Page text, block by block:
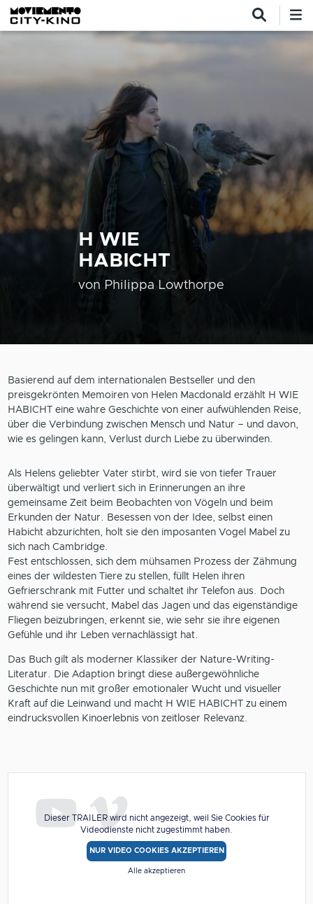
Direkt zum Inhalt
H WIE
HABICHT
von Philippa Lowthorpe
Dieser TRAILER wird nicht angezeigt, weil Sie Cookies für
Videodienste nicht zugestimmt haben.
NUR VIDEO COOKIES AKZEPTIEREN
Alle akzeptieren
Basierend auf dem internationalen Bestseller und den
preisgekrönten Memoiren von Helen Macdonald erzählt H WIE
HABICHT eine wahre Geschichte von einer aufwühlenden Reise,
über die Verbindung zwischen Mensch und Natur – und davon,
wie es gelingen kann, Verlust durch Liebe zu überwinden.
Als Helens geliebter Vater stirbt, wird sie von tiefer Trauer
überwältigt und verliert sich in Erinnerungen an ihre
gemeinsame Zeit beim Beobachten von Vögeln und beim
Erkunden der Natur. Besessen von der Idee, selbst einen
Habicht abzurichten, holt sie den imposanten Vogel Mabel zu
sich nach Cambridge.
Fest entschlossen, sich dem mühsamen Prozess der Zähmung
eines der wildesten Tiere zu stellen, füllt Helen ihren
Gefrierschrank mit Futter und schaltet ihr Telefon aus. Doch
während sie versucht, Mabel das Jagen und das eigenständige
Fliegen beizubringen, erkennt sie, wie sehr sie ihre eigenen
Gefühle und ihr Leben vernachlässigt hat.
Das Buch gilt als moderner Klassiker der Nature-Writing-
Literatur. Die Adaption bringt diese außergewöhnliche
Geschichte nun mit großer emotionaler Wucht und visueller
Kraft auf die Leinwand und macht H WIE HABICHT zu einem
eindrucksvollen Kinoerlebnis von zeitloser Relevanz.